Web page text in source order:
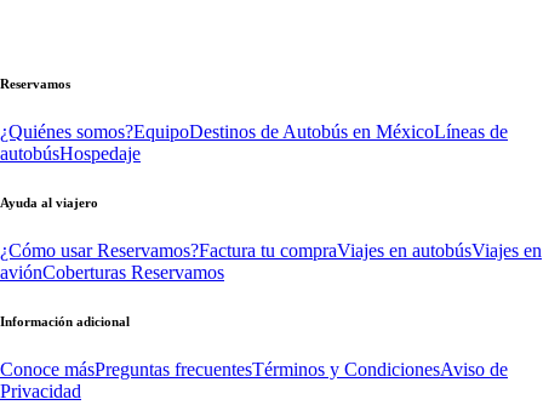
Reservamos
¿Quiénes somos?EquipoDestinos de Autobús en MéxicoLíneas de
autobúsHospedaje
Ayuda al viajero
¿Cómo usar Reservamos?Factura tu compraViajes en autobúsViajes en
aviónCoberturas Reservamos
Información adicional
Conoce másPreguntas frecuentesTérminos y CondicionesAviso de
Privacidad